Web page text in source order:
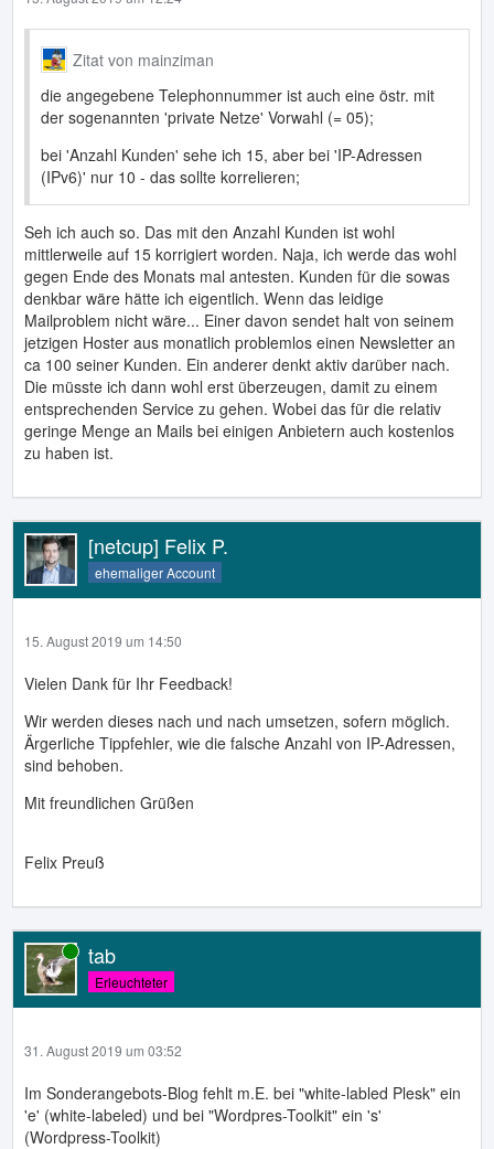
Zitat von mainziman
die angegebene Telephonnummer ist auch eine östr. mit
der sogenannten 'private Netze' Vorwahl (= 05);
bei 'Anzahl Kunden' sehe ich 15, aber bei 'IP-Adressen
(IPv6)' nur 10 - das sollte korrelieren;
Seh ich auch so. Das mit den Anzahl Kunden ist wohl
mittlerweile auf 15 korrigiert worden. Naja, ich werde das wohl
gegen Ende des Monats mal antesten. Kunden für die sowas
denkbar wäre hätte ich eigentlich. Wenn das leidige
Mailproblem nicht wäre... Einer davon sendet halt von seinem
jetzigen Hoster aus monatlich problemlos einen Newsletter an
ca 100 seiner Kunden. Ein anderer denkt aktiv darüber nach.
Die müsste ich dann wohl erst überzeugen, damit zu einem
entsprechenden Service zu gehen. Wobei das für die relativ
geringe Menge an Mails bei einigen Anbietern auch kostenlos
zu haben ist.
[netcup] Felix P.
ehemaliger Account
15. August 2019 um 14:50
Vielen Dank für Ihr Feedback!
Wir werden dieses nach und nach umsetzen, sofern möglich.
Ärgerliche Tippfehler, wie die falsche Anzahl von IP-Adressen,
sind behoben.
Mit freundlichen Grüßen
Felix Preuß
tab
Online
Erleuchteter
31. August 2019 um 03:52
Im Sonderangebots-Blog fehlt m.E. bei "white-labled Plesk" ein
'e' (white-labeled) und bei "Wordpres-Toolkit" ein 's'
(Wordpress-Toolkit)